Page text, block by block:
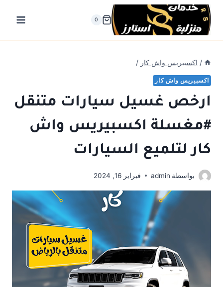
التجاوز
المحتوى
0
/ اكسبيريس واش كار /
اكسبيريس واش كار
ارخص غسيل سيارات متنقل
#مغسلة اكسبيريس واش
كار لتلميع السيارات
بواسطة admin فبراير 16, 2024